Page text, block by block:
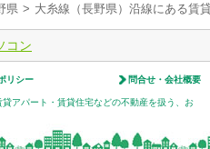
県 > 大糸線（長野県）沿線にある賃
コン
リシー 問合せ・会社概要
アパート・賃貸住宅などの不動産を扱う、お